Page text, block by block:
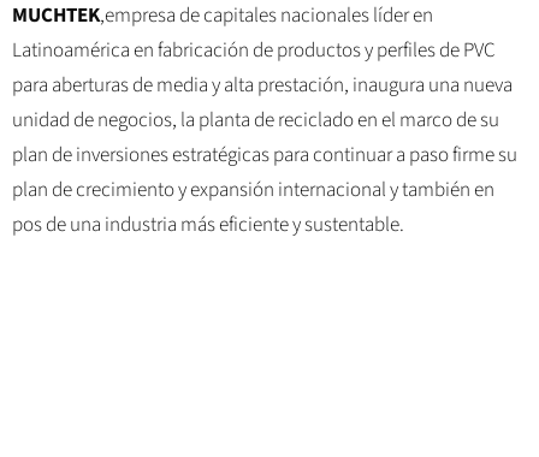
MUCHTEK,empresa de capitales nacionales líder en
Latinoamérica en fabricación de productos y perfiles de PVC
para aberturas de media y alta prestación, inaugura una nueva
unidad de negocios, la planta de reciclado en el marco de su
plan de inversiones estratégicas para continuar a paso firme su
plan de crecimiento y expansión internacional y también en
pos de una industria más eficiente y sustentable.